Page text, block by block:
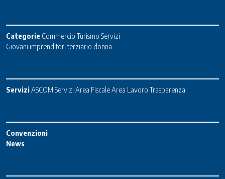
Categorie Commercio Turismo Servizi
Giovani imprenditori terziario donna
ServiziASCOM Servizi Area FiscaleArea Lavoro Trasparenza
Convenzioni
News